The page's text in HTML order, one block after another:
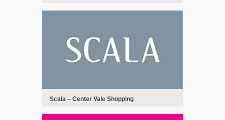
Scala – Center Vale Shopping